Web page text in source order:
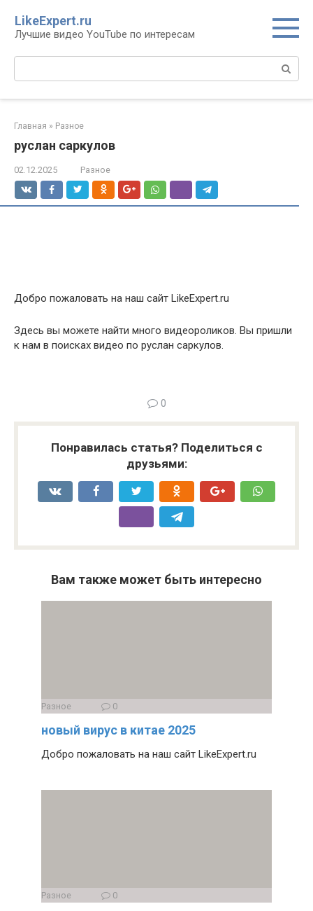
контенту
LikeExpert.ru
Лучшие видео YouTube по интересам
Главная » Разное
руслан саркулов
02.12.2025 Разное
Добро пожаловать на наш сайт LikeExpert.ru
Здесь вы можете найти много видеороликов. Вы пришли
к нам в поисках видео по руслан саркулов.
0
Понравилась статья? Поделиться с
друзьями:
Вам также может быть интересно
Разное 0
новый вирус в китае 2025
Добро пожаловать на наш сайт LikeExpert.ru
Разное 0